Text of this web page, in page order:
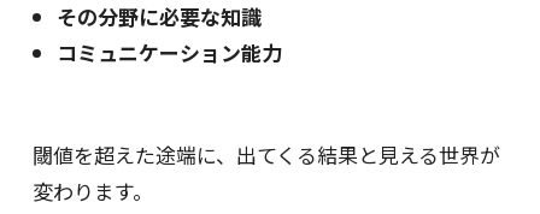
その分野に必要な知識
コミュニケーション能力
閾値を超えた途端に、出てくる結果と見える世界が
変わります。